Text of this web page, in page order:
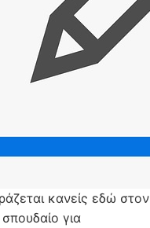
κανείς εδώ στον
για